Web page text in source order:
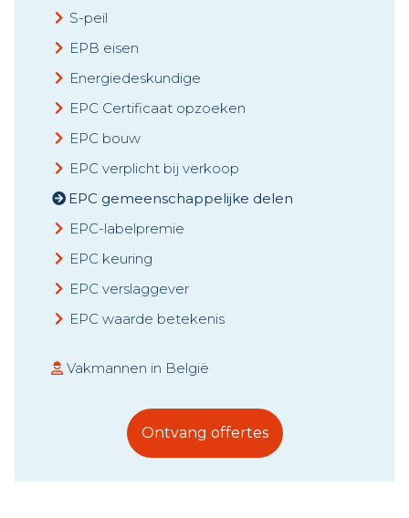
S-peil
EPB eisen
Energiedeskundige
EPC Certificaat opzoeken
EPC bouw
EPC verplicht bij verkoop
EPC gemeenschappelijke delen
EPC-labelpremie
EPC keuring
EPC verslaggever
EPC waarde betekenis
Vakmannen in België
Ontvang offertes